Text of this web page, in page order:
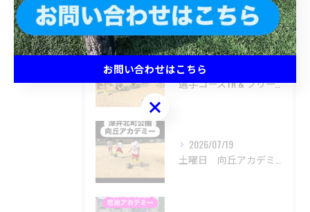
最近の投稿 Recent Posts
2026/07/25
選手コースTR & フリーアカデミー
2026/07/19
お問い合わせはこちら
お問い合わせはこちら